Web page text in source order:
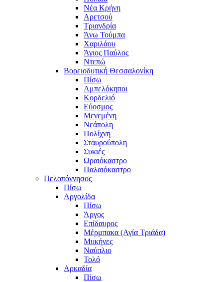
Νέα Κρήνη
Αρετσού
Τριανδρία
Άνω Τούμπα
Χαριλάου
Άγιος Παύλος
Ντεπώ
Βορειοδυτική Θεσσαλονίκη
Πίσω
Αμπελόκηποι
Κορδελιό
Εύοσμος
Μενεμένη
Νεάπολη
Πολίχνη
Σταυρούπολη
Συκιές
Ωραιόκαστρο
Παλαιόκαστρο
Πελοπόννησος
Πίσω
Αργολίδα
Πίσω
Άργος
Επίδαυρος
Μέρμπακα (Αγία Τριάδα)
Μυκήνες
Ναύπλιο
Τολό
Αρκαδία
Πίσω